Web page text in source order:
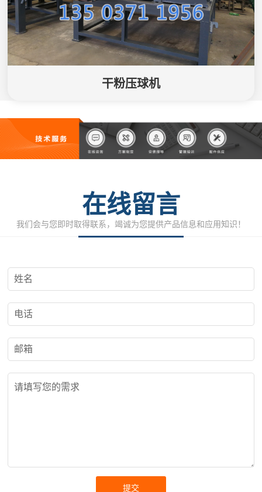
干粉压球机
在线留言
我们会与您即时取得联系，竭诚为您提供产品信息和应用知识！